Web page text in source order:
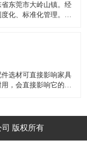
东莞市大岭山镇。经
化、标准化管理。从
美观、更具时代潮流
选材可直接影响家具
，会直接影响它的使
钳工、表面涂覆处
版权所有